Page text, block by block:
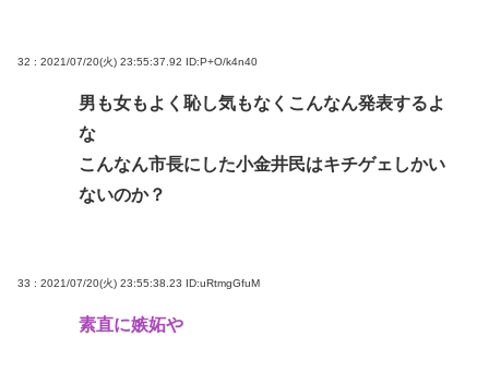
32 : 2021/07/20(火) 23:55:37.92 ID:P+O/k4n40
男も女もよく恥し気もなくこんなん発表するよ
な
こんなん市長にした小金井民はキチゲェしかい
ないのか？
33 : 2021/07/20(火) 23:55:38.23 ID:uRtmgGfuM
素直に嫉妬や